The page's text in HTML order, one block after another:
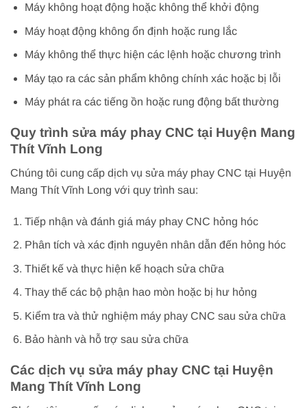
Máy không hoạt động hoặc không thể khởi động
Máy hoạt động không ổn định hoặc rung lắc
Máy không thể thực hiện các lệnh hoặc chương trình
Máy tạo ra các sản phẩm không chính xác hoặc bị lỗi
Máy phát ra các tiếng ồn hoặc rung động bất thường
Quy trình sửa máy phay CNC tại Huyện Mang
Thít Vĩnh Long
Chúng tôi cung cấp dịch vụ sửa máy phay CNC tại Huyện
Mang Thít Vĩnh Long với quy trình sau:
Tiếp nhận và đánh giá máy phay CNC hỏng hóc
Phân tích và xác định nguyên nhân dẫn đến hỏng hóc
Thiết kế và thực hiện kế hoạch sửa chữa
Thay thế các bộ phận hao mòn hoặc bị hư hỏng
Kiểm tra và thử nghiệm máy phay CNC sau sửa chữa
Bảo hành và hỗ trợ sau sửa chữa
Các dịch vụ sửa máy phay CNC tại Huyện
Mang Thít Vĩnh Long